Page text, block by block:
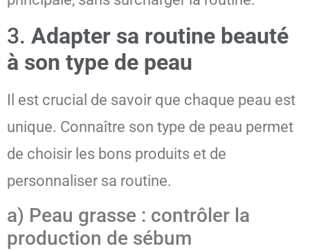
3. Adapter sa routine beauté
à son type de peau
Il est crucial de savoir que chaque peau est
unique. Connaître son type de peau permet
de choisir les bons produits et de
personnaliser sa routine.
a) Peau grasse : contrôler la
production de sébum